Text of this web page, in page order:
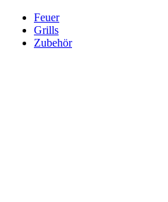
Feuer
Grills
Zubehör